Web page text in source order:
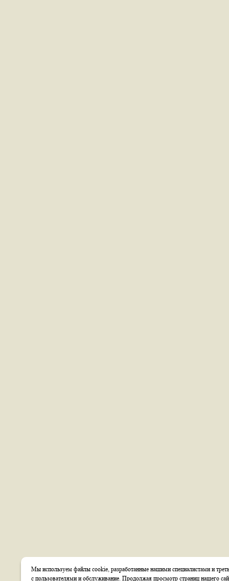
Мы используем файлы cookie, разработанные нашими специалистами и
с пользователями и обслуживание. Продолжая просмотр страниц нашего